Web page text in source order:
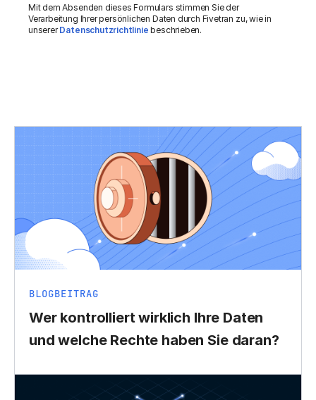
Mit dem Absenden dieses Formulars stimmen Sie der
Verarbeitung Ihrer persönlichen Daten durch Fivetran zu, wie in
unsererDatenschutzrichtlinie beschrieben.
BLOGBEITRAG
Wer kontrolliert wirklich Ihre Daten
und welche Rechte haben Sie daran?